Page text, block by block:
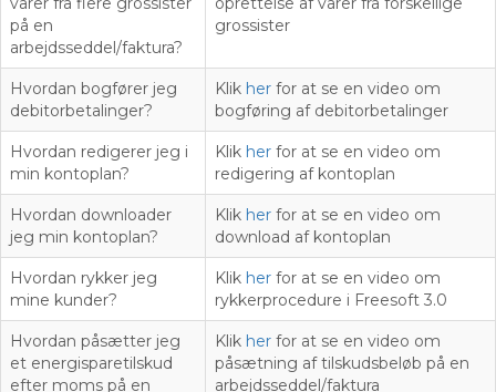
på en
arbejdsseddel/faktura?
grossister
Hvordan bogfører jeg
debitorbetalinger?
Klik her for at se en video om
bogføring af debitorbetalinger
Hvordan redigerer jeg i
min kontoplan?
Klik her for at se en video om
redigering af kontoplan
Hvordan downloader
jeg min kontoplan?
Klik her for at se en video om
download af kontoplan
Hvordan rykker jeg
mine kunder?
Klik her for at se en video om
rykkerprocedure i Freesoft 3.0
Hvordan påsætter jeg
et energisparetilskud
efter moms på en
Klik her for at se en video om
påsætning af tilskudsbeløb på en
arbejdsseddel/faktura